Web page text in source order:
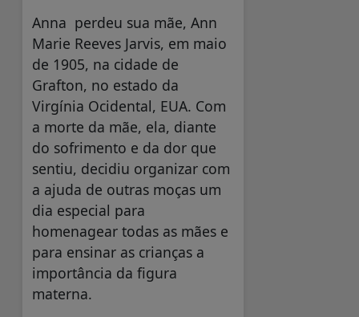
Anna perdeu sua mãe, Ann
Marie Reeves Jarvis, em maio
de 1905, na cidade de
Grafton, no estado da
Virgínia Ocidental, EUA. Com
a morte da mãe, ela, diante
do sofrimento e da dor que
sentiu, decidiu organizar com
a ajuda de outras moças um
dia especial para
homenagear todas as mães e
para ensinar as crianças a
importância da figura
materna.